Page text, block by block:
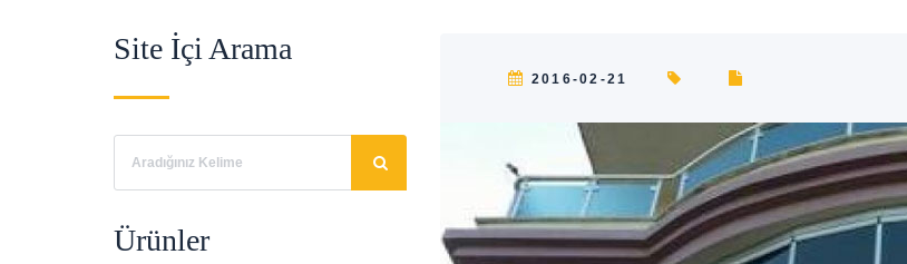
2016-02-21
Site İçi Arama
Ürünler